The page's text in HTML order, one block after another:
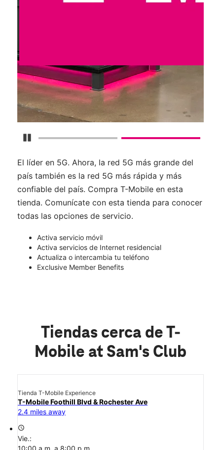
Detener carrusel
El líder en 5G. Ahora, la red 5G más grande del
país también es la red 5G más rápida y más
confiable del país. Compra T-Mobile en esta
tienda. Comunícate con esta tienda para conocer
todas las opciones de servicio.
Activa servicio móvil
Activa servicios de Internet residencial
Actualiza o intercambia tu teléfono
Exclusive Member Benefits
Tiendas cerca de T-
Mobile at Sam's Club
Tienda T-Mobile Experience
T-Mobile Foothill Blvd & Rochester Ave
2.4 miles away
access_time
Vie.:
10:00 a.m. a 8:00 p.m.